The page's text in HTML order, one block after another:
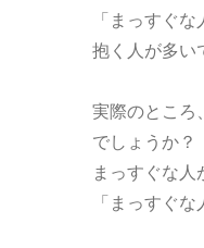
「まっすぐ
抱く人が多い
実際のところ
でしょうか？
まっすぐな
「まっすぐ